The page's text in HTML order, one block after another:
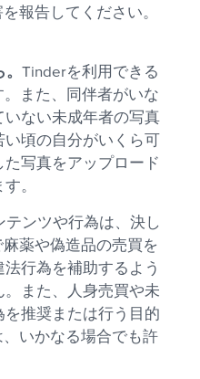
報告してください。
。Tinderを利用できる
また、同伴者がいな
ない未成年者の写真
頃の自分がいくら可
写真をアップロード
。
テンツや行為は、決し
薬や偽造品の売買を
行為を補助するよう
また、人身売買や未
推奨または行う目的
いかなる場合でも許